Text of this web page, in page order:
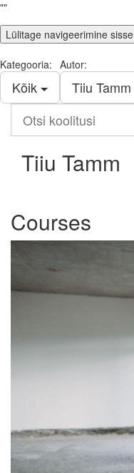
""
Lülitage navigeerimine sisse
Kategooria:
Kõik
Autor:
Tiiu Tamm
koolitusi
Tiiu Tamm
Courses